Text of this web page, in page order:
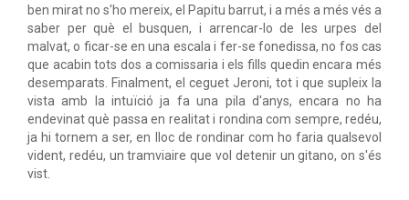
ben mirat no s'ho mereix, el Papitu barrut, i a més a més vés a
saber per què el busquen, i arrencar-lo de les urpes del
malvat, o ficar-se en una escala i fer-se fonedissa, no fos cas
que acabin tots dos a comissaria i els fills quedin encara més
desemparats. Finalment, el ceguet Jeroni, tot i que supleix la
vista amb la intuïció ja fa una pila d'anys, encara no ha
endevinat què passa en realitat i rondina com sempre, redéu,
ja hi tornem a ser, en lloc de rondinar com ho faria qualsevol
vident, redéu, un tramviaire que vol detenir un gitano, on s'és
vist.